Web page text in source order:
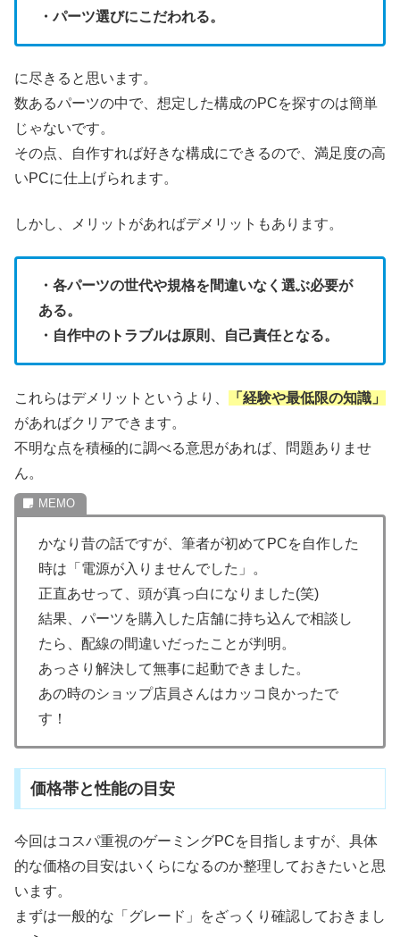
・パーツ選びにこだわれる。
に尽きると思います。
数あるパーツの中で、想定した構成のPCを探すのは簡単
じゃないです。
その点、自作すれば好きな構成にできるので、満足度の高
いPCに仕上げられます。
しかし、メリットがあればデメリットもあります。
・各パーツの世代や規格を間違いなく選ぶ必要が
ある。
・自作中のトラブルは原則、自己責任となる。
これらはデメリットというより、
「経験や最低限の知識」
があればクリアできます。
不明な点を積極的に調べる意思があれば、問題ありませ
ん。
かなり昔の話ですが、筆者が初めてPCを自作した
時は「電源が入りませんでした」。
正直あせって、頭が真っ白になりました(笑)
結果、パーツを購入した店舗に持ち込んで相談し
たら、配線の間違いだったことが判明。
あっさり解決して無事に起動できました。
あの時のショップ店員さんはカッコ良かったで
す！
価格帯と性能の目安
今回はコスパ重視のゲーミングPCを目指しますが、具体
的な価格の目安はいくらになるのか整理しておきたいと思
います。
まずは一般的な「グレード」をざっくり確認しておきまし